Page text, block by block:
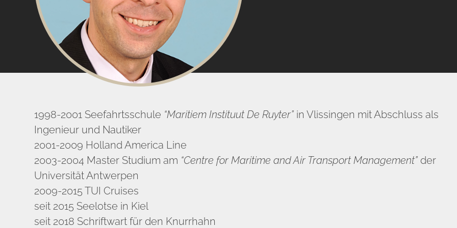
1998-2001 Seefahrtsschule “Maritiem Instituut De Ruyter” in Vlissingen mit Abschluss als
Ingenieur und Nautiker
2001-2009 Holland America Line
2003-2004 Master Studium am “Centre for Maritime and Air Transport Management” der
Universität Antwerpen
2009-2015 TUI Cruises
seit 2015 Seelotse in Kiel
seit 2018 Schriftwart für den Knurrhahn